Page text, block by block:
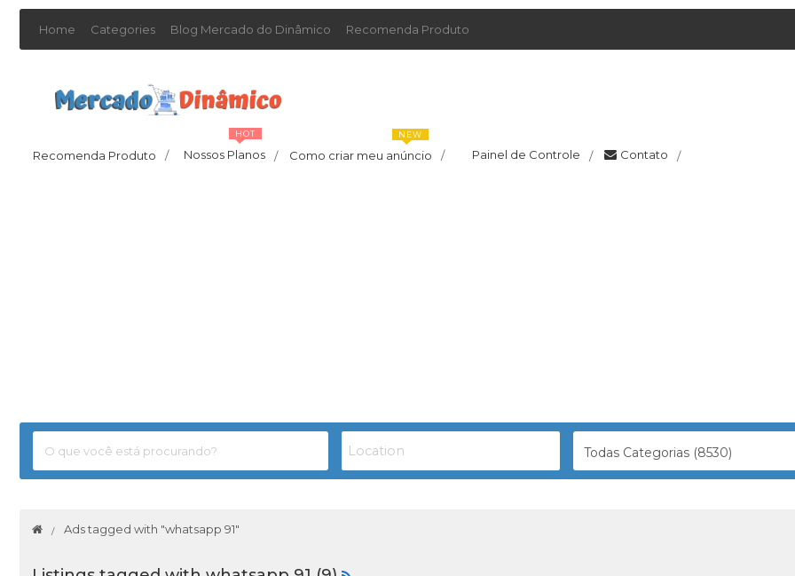
Home Categories Blog Mercado do Dinâmico Recomenda Produto
Recomenda Produto / Nossos Planos /
HOT
Como criar meu anúncio /
NEW
Painel de Controle / Contato /
Todas Categorias (8530)
Ads tagged with "whatsapp 91"